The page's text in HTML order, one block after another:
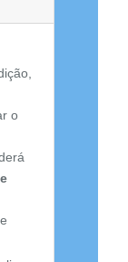
o